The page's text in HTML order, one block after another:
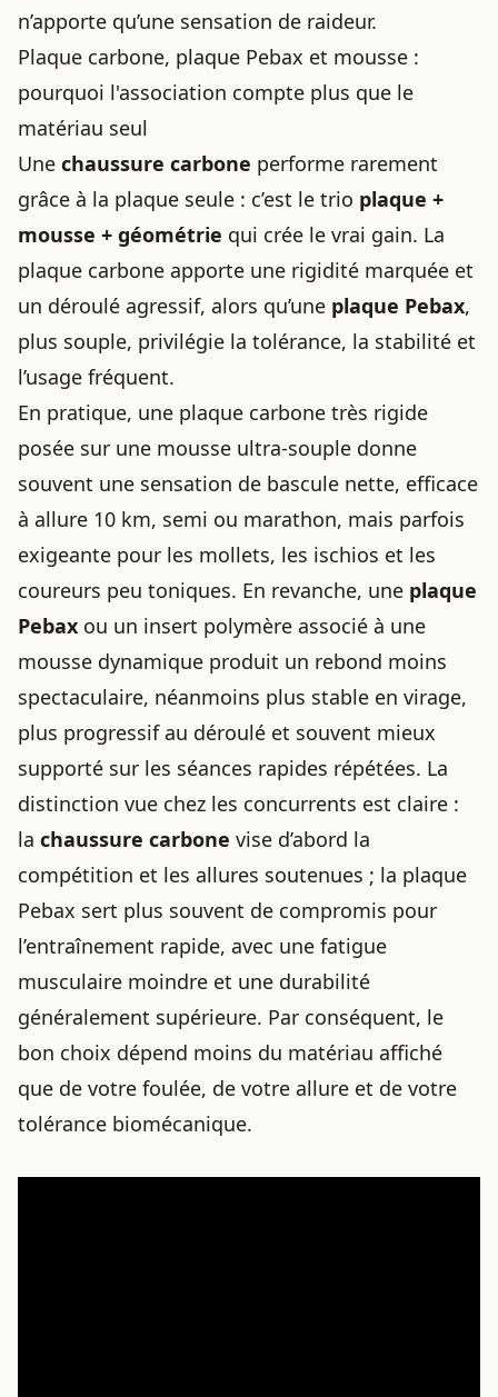
n’apporte qu’une sensation de raideur.
Plaque carbone, plaque Pebax et mousse :
pourquoi l'association compte plus que le
matériau seul
Une chaussure carbone performe rarement
grâce à la plaque seule : c’est le trio plaque +
mousse + géométrie qui crée le vrai gain. La
plaque carbone apporte une rigidité marquée et
un déroulé agressif, alors qu’une plaque Pebax,
plus souple, privilégie la tolérance, la stabilité et
l’usage fréquent.
En pratique, une plaque carbone très rigide
posée sur une mousse ultra-souple donne
souvent une sensation de bascule nette, efficace
à allure 10 km, semi ou marathon, mais parfois
exigeante pour les mollets, les ischios et les
coureurs peu toniques. En revanche, une plaque
Pebax ou un insert polymère associé à une
mousse dynamique produit un rebond moins
spectaculaire, néanmoins plus stable en virage,
plus progressif au déroulé et souvent mieux
supporté sur les séances rapides répétées. La
distinction vue chez les concurrents est claire :
la chaussure carbone vise d’abord la
compétition et les allures soutenues ; la plaque
Pebax sert plus souvent de compromis pour
l’entraînement rapide, avec une fatigue
musculaire moindre et une durabilité
généralement supérieure. Par conséquent, le
bon choix dépend moins du matériau affiché
que de votre foulée, de votre allure et de votre
tolérance biomécanique.